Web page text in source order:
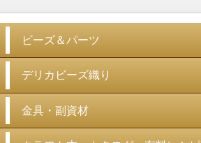
ビーズ＆パーツ
デリカビーズ織り
金具・副資材